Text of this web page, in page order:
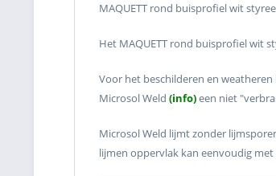
MAQUETT rond buisprofiel wit
Het MAQUETT rond buisprofiel wit
Voor het beschilderen en weatheren
Microsol Weld (info)een niet
Microsol Weld lijmt zonder
lijmen oppervlak kan eenvoudig